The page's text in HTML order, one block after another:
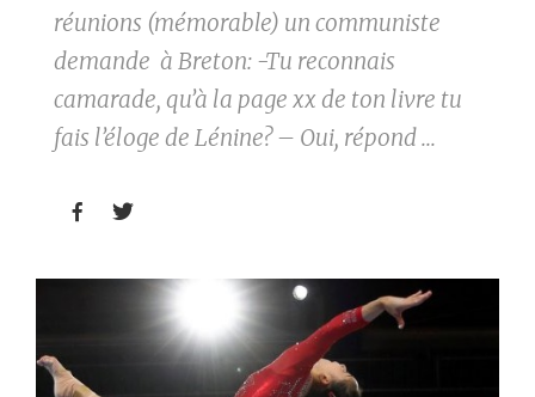
réunions (mémorable) un communiste
demande à Breton: -Tu reconnais
camarade, qu’à la page xx de ton livre tu
fais l’éloge de Lénine? – Oui, répond ...
 